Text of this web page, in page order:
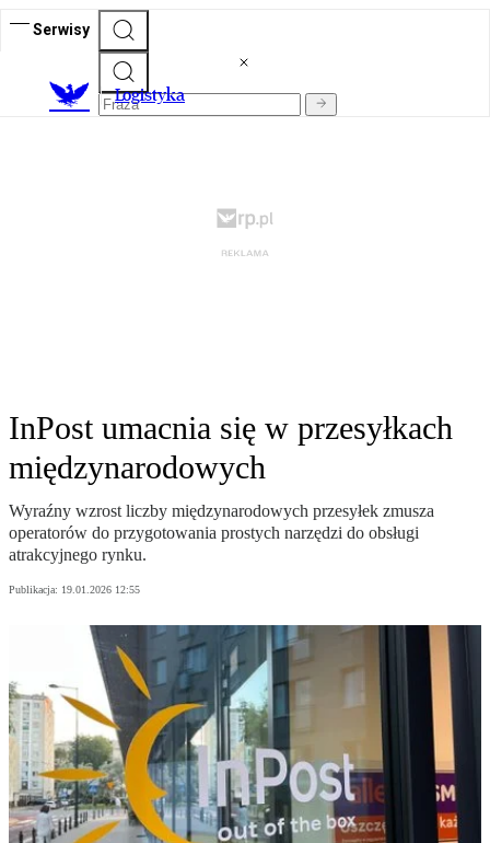
Serwisy
Logistyka
InPost umacnia się w przesyłkach
międzynarodowych
Wyraźny wzrost liczby międzynarodowych przesyłek zmusza
operatorów do przygotowania prostych narzędzi do obsługi
atrakcyjnego rynku.
Publikacja: 19.01.2026 12:55